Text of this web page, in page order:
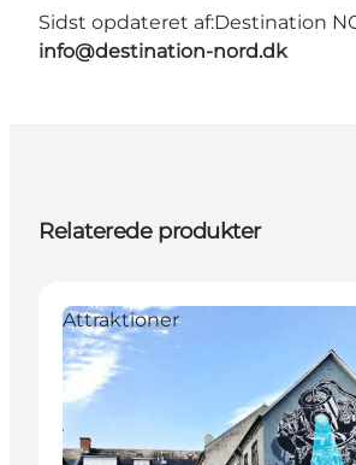
Sidst opdateret af:Destination
info@destination-nord.dk
Relaterede produkter
Attraktioner